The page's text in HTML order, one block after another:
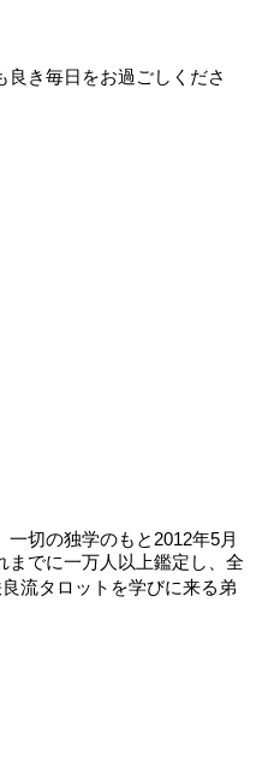
き毎日をお過ごしくださ
切の独学のもと2012年5月
までに一万人以上鑑定し、全
流タロットを学びに来る弟